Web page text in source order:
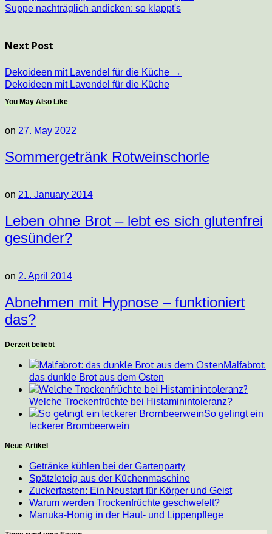
Suppe nachträglich andicken: so klappt's
Next Post
Dekoideen mit Lavendel für die Küche →
Dekoideen mit Lavendel für die Küche
You May Also Like
on 27. May 2022
Sommergetränk Rotweinschorle
on 21. January 2014
Leben ohne Brot – lebt es sich glutenfrei
gesünder?
on 2. April 2014
Abnehmen mit Hypnose – funktioniert
das?
Derzeit beliebt
Malfabrot:
das dunkle Brot aus dem Osten
Welche Trockenfrüchte bei Histaminintoleranz?
So gelingt ein
leckerer Brombeerwein
Neue Artikel
Getränke kühlen bei der Gartenparty
Spätzleteig aus der Küchenmaschine
Zuckerfasten: Ein Neustart für Körper und Geist
Warum werden Trockenfrüchte geschwefelt?
Manuka-Honig in der Haut- und Lippenpflege